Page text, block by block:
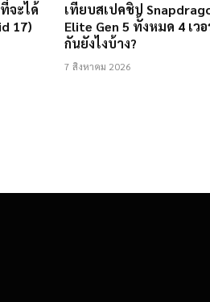
จะได้
17)
เทียบสเปคชิป
Elite Gen 5 ทั้งหมด 4 เว
กันยังไงบ้าง?
7 สิงหาคม 2026